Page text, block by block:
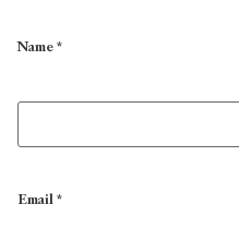
Name*
Email*